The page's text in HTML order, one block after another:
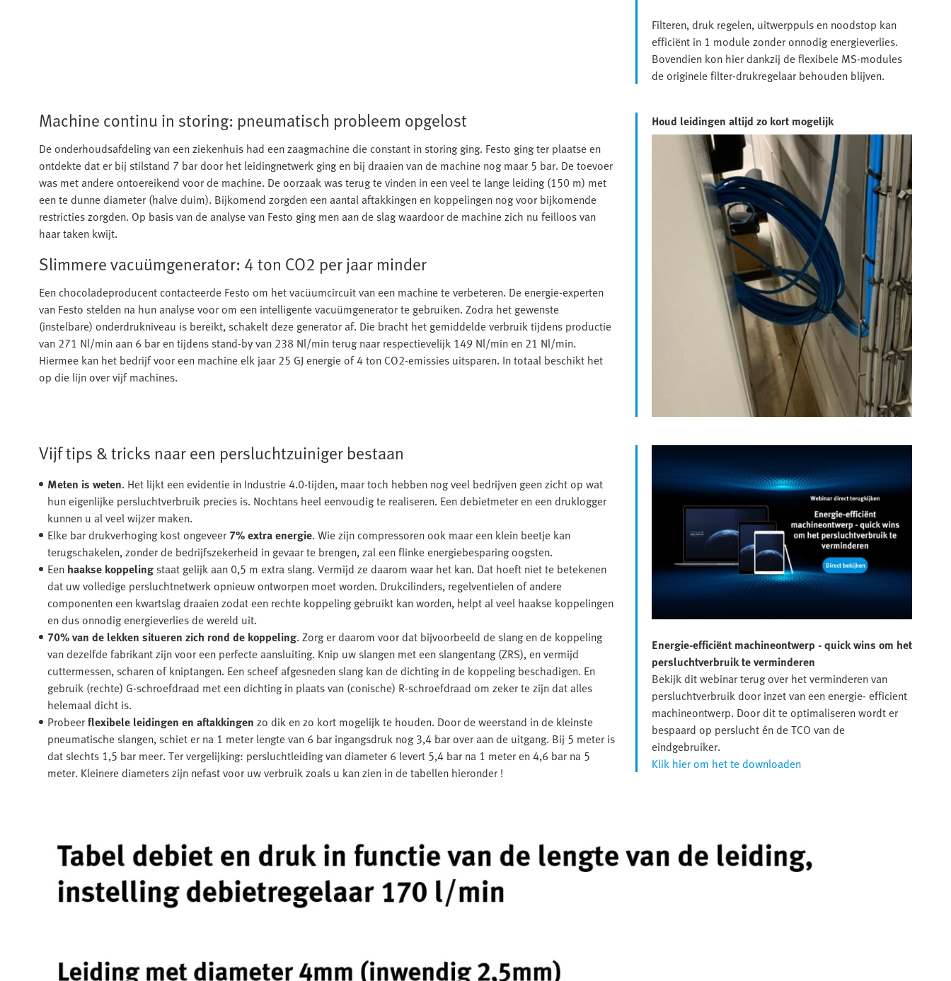
Filteren, druk regelen, uitwerppuls en noodstop kan
efficiënt in 1 module zonder onnodig energieverlies.
Bovendien kon hier dankzij de flexibele MS-modules
de originele filter-drukregelaar behouden blijven.
Machine continu in storing: pneumatisch probleem opgelost
De onderhoudsafdeling van een ziekenhuis had een zaagmachine die constant in storing ging. Festo ging ter plaatse en
ontdekte dat er bij stilstand 7 bar door het leidingnetwerk ging en bij draaien van de machine nog maar 5 bar. De toevoer
was met andere ontoereikend voor de machine. De oorzaak was terug te vinden in een veel te lange leiding (150 m) met
een te dunne diameter (halve duim). Bijkomend zorgden een aantal aftakkingen en koppelingen nog voor bijkomende
restricties zorgden. Op basis van de analyse van Festo ging men aan de slag waardoor de machine zich nu feilloos van
haar taken kwijt.
Slimmere vacuümgenerator: 4 ton CO2 per jaar minder
Een chocoladeproducent contacteerde Festo om het vacüumcircuit van een machine te verbeteren. De energie-experten
van Festo stelden na hun analyse voor om een intelligente vacuümgenerator te gebruiken. Zodra het gewenste
(instelbare) onderdrukniveau is bereikt, schakelt deze generator af. Die bracht het gemiddelde verbruik tijdens productie
van 271 Nl/min aan 6 bar en tijdens stand-by van 238 Nl/min terug naar respectievelijk 149 Nl/min en 21 Nl/min.
Hiermee kan het bedrijf voor een machine elk jaar 25 GJ energie of 4 ton CO2-emissies uitsparen. In totaal beschikt het
op die lijn over vijf machines.
Houd leidingen altijd zo kort mogelijk
Vijf tips & tricks naar een persluchtzuiniger bestaan
Meten is weten. Het lijkt een evidentie in Industrie 4.0-tijden, maar toch hebben nog veel bedrijven geen zicht op wat
hun eigenlijke persluchtverbruik precies is. Nochtans heel eenvoudig te realiseren. Een debietmeter en een druklogger
kunnen u al veel wijzer maken.
Elke bar drukverhoging kost ongeveer 7% extra energie. Wie zijn compressoren ook maar een klein beetje kan
terugschakelen, zonder de bedrijfszekerheid in gevaar te brengen, zal een flinke energiebesparing oogsten.
Een haakse koppeling staat gelijk aan 0,5 m extra slang. Vermijd ze daarom waar het kan. Dat hoeft niet te betekenen
dat uw volledige persluchtnetwerk opnieuw ontworpen moet worden. Drukcilinders, regelventielen of andere
componenten een kwartslag draaien zodat een rechte koppeling gebruikt kan worden, helpt al veel haakse koppelingen
en dus onnodig energieverlies de wereld uit.
70% van de lekken situeren zich rond de koppeling. Zorg er daarom voor dat bijvoorbeeld de slang en de koppeling
van dezelfde fabrikant zijn voor een perfecte aansluiting. Knip uw slangen met een slangentang (ZRS), en vermijd
cuttermessen, scharen of kniptangen. Een scheef afgesneden slang kan de dichting in de koppeling beschadigen. En
gebruik (rechte) G-schroefdraad met een dichting in plaats van (conische) R-schroefdraad om zeker te zijn dat alles
helemaal dicht is.
Probeerflexibele leidingen en aftakkingen zo dik en zo kort mogelijk te houden. Door de weerstand in de kleinste
pneumatische slangen, schiet er na 1 meter lengte van 6 bar ingangsdruk nog 3,4 bar over aan de uitgang. Bij 5 meter is
dat slechts 1,5 bar meer. Ter vergelijking: persluchtleiding van diameter 6 levert 5,4 bar na 1 meter en 4,6 bar na 5
meter. Kleinere diameters zijn nefast voor uw verbruik zoals u kan zien in de tabellen hieronder !
Energie-efficiënt machineontwerp - quick wins om het
persluchtverbruik te verminderen
Bekijk dit webinar terug over het verminderen van
persluchtverbruik door inzet van een energie- efficient
machineontwerp. Door dit te optimaliseren wordt er
bespaard op perslucht én de TCO van de
eindgebruiker.
Klik hier om het te downloaden